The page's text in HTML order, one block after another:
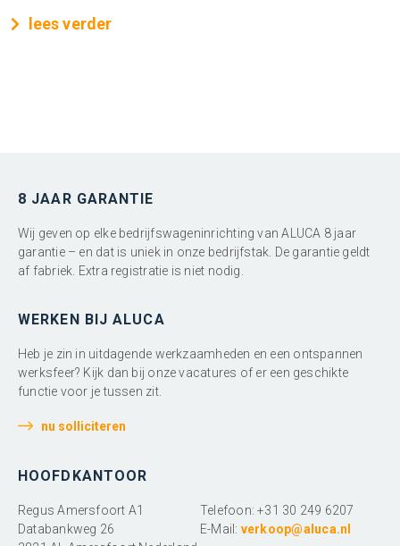
lees verder
8 JAAR GARANTIE
Wij geven op elke bedrijfswageninrichting van ALUCA 8 jaar
garantie – en dat is uniek in onze bedrijfstak. De garantie geldt
af fabriek. Extra registratie is niet nodig.
WERKEN BIJ ALUCA
Heb je zin in uitdagende werkzaamheden en een ontspannen
werksfeer? Kijk dan bij onze vacatures of er een geschikte
functie voor je tussen zit.
nu solliciteren
HOOFDKANTOOR
Regus Amersfoort A1
Databankweg 26
Telefoon: +31 30 249 6207
E-Mail: verkoop@aluca.nl